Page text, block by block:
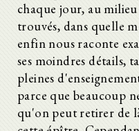
chaque jour, au
trouvés, dans quelle
enfin nous raconte
ses moindres détails,
pleines
parce que beaucoup
qu'on peut retirer de